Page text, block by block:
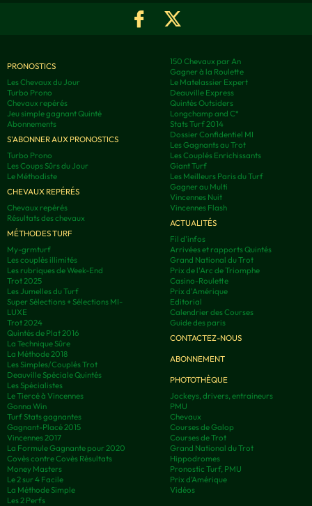
PRONOSTICS
Les Chevaux du Jour
Turbo Prono
Chevaux repérés
Jeu simple gagnant Quinté
Abonnements
S'ABONNER AUX PRONOSTICS
Turbo Prono
Les Coups Sûrs du Jour
Le Méthodiste
CHEVAUX REPÉRÉS
Chevaux repérés
Résultats des chevaux
MÉTHODES TURF
My-grmturf
Les couplés illimités
Les rubriques de Week-End
Trot 2025
Les Jumelles du Turf
Super Sélections + Sélections MI-
LUXE
Trot 2024
Quintés de Plat 2016
La Technique Sûre
La Méthode 2018
Les Simples/Couplés Trot
Deauville Spéciale Quintés
Les Spécialistes
Le Tiercé à Vincennes
Gonna Win
Turf Stats gagnantes
Gagnant-Placé 2015
Vincennes 2017
La Formule Gagnante pour 2020
Covès contre Covès Résultats
Money Masters
Le 2 sur 4 Facile
La Méthode Simple
Les 2 Perfs
150 Chevaux par An
Gagner à la Roulette
Le Matelassier Expert
Deauville Express
Quintés Outsiders
Longchamp and C°
Stats Turf 2014
Dossier Confidentiel MI
Les Gagnants au Trot
Les Couplés Enrichissants
Giant Turf
Les Meilleurs Paris du Turf
Gagner au Multi
Vincennes Nuit
Vincennes Flash
ACTUALITÉS
Fil d'infos
Arrivées et rapports Quintés
Grand National du Trot
Prix de l'Arc de Triomphe
Casino-Roulette
Prix d'Amérique
Editorial
Calendrier des Courses
Guide des paris
CONTACTEZ-NOUS
ABONNEMENT
PHOTOTHÈQUE
Jockeys, drivers, entraineurs
PMU
Chevaux
Courses de Galop
Courses de Trot
Grand National du Trot
Hippodromes
Pronostic Turf, PMU
Prix d’Amérique
Vidéos